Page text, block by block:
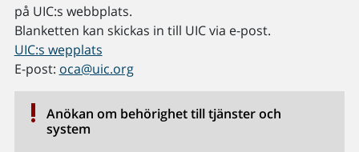
på UIC:s webbplats.
Blanketten kan skickas in till UIC via e-post.
UIC:s wepplats
E-post: oca@uic.org
Anökan om behörighet till tjänster och
system